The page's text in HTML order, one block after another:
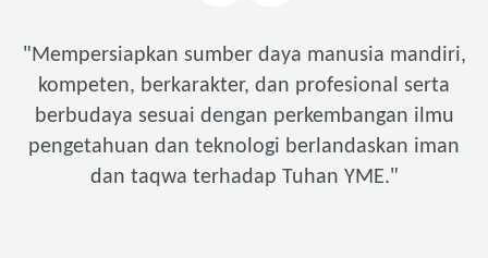
"Mempersiapkan sumber daya manusia mandiri,
kompeten, berkarakter, dan profesional serta
berbudaya sesuai dengan perkembangan ilmu
pengetahuan dan teknologi berlandaskan iman
dan taqwa terhadap Tuhan YME."